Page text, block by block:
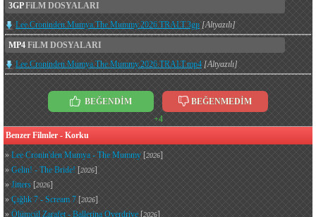
3GPFiLM DOSYALARI
Lee.Croninden.Mumya.The.Mummy.2026.TRALT.3gp [Altyazılı]
MP4 FiLM DOSYALARI
Lee.Croninden.Mumya.The.Mummy.2026.TRALT.mp4 [Altyazılı]
BEĞENDİM
BEĞENMEDİM
+4
Benzer Filmler - Korku
» Lee Cronin'den Mumya - The Mummy [2026]
» Gelin! - The Bride! [2026]
» Jitters [2026]
» Çığlık 7 - Scream 7 [2026]
» Ölümcül Zarafet - Ballerina Overdrive [2026]